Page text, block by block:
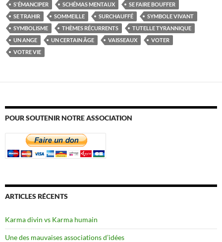
S'ÉMANCIPER
SCHÉMAS MENTAUX
SE FAIRE BOUFFER
SE TRAHIR
SOMMEILLE SURCHAUFFÉ
SYMBOLE VIVANT
SYMBOLISME
THÈMES RÉCURRENTS
TUTELLE TYRANNIQUE
UN ANGE
UN CERTAIN ÂGE VAISSEAUX
VOTER
VOTRE VIE
POUR SOUTENIR NOTRE ASSOCIATION
ARTICLES RÉCENTS
Karma divin vs Karma humain
Une des mauvaises associations d’idées